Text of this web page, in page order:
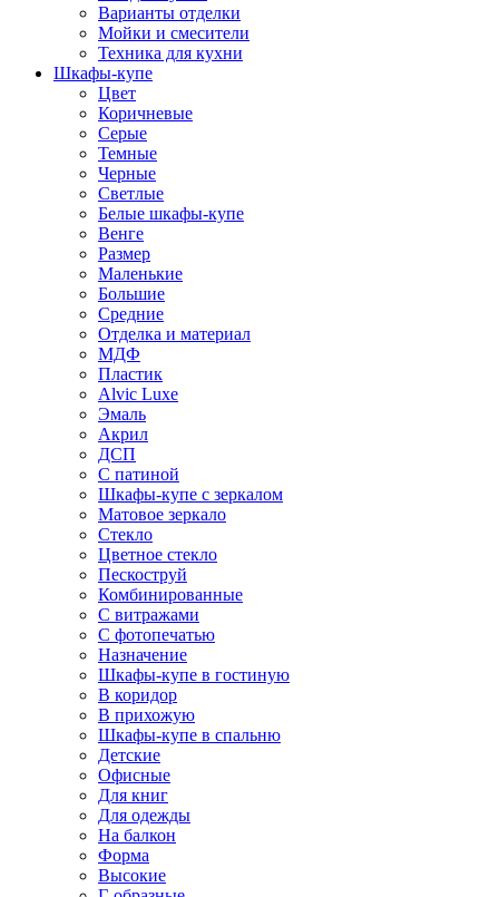
Варианты отделки
Мойки и смесители
Техника для кухни
Шкафы-купе
Цвет
Коричневые
Серые
Темные
Черные
Светлые
Белые шкафы-купе
Венге
Размер
Маленькие
Большие
Средние
Отделка и материал
МДФ
Пластик
Alvic Luxe
Эмаль
Акрил
ДСП
С патиной
Шкафы-купе с зеркалом
Матовое зеркало
Стекло
Цветное стекло
Пескоструй
Комбинированные
С витражами
С фотопечатью
Назначение
Шкафы-купе в гостиную
В коридор
В прихожую
Шкафы-купе в спальню
Детские
Офисные
Для книг
Для одежды
На балкон
Форма
Высокие